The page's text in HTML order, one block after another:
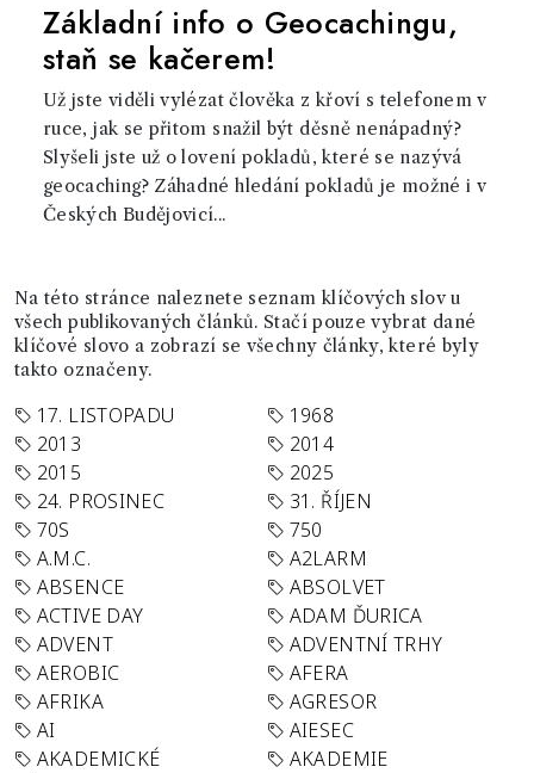
Základní info o Geocachingu,
staň se kačerem!
Už jste viděli vylézat člověka z křoví s telefonem v
ruce, jak se přitom snažil být děsně nenápadný?
Slyšeli jste už o lovení pokladů, které se nazývá
geocaching? Záhadné hledání pokladů je možné i v
Českých Budějovicí...
Na této stránce naleznete seznam klíčových slov u
všech publikovaných článků. Stačí pouze vybrat dané
klíčové slovo a zobrazí se všechny články, které byly
takto označeny.
17. LISTOPADU
1968
2013
2014
2015
2025
24. PROSINEC
31. ŘÍJEN
70S
750
A.M.C.
A2LARM
ABSENCE
ABSOLVET
ACTIVE DAY
ADAM ĎURICA
ADVENT
ADVENTNÍ TRHY
AEROBIC
AFERA
AFRIKA
AGRESOR
AI
AIESEC
AKADEMICKÉ
AKADEMIE